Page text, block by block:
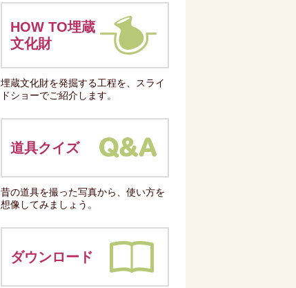
HOW TO埋蔵
文化財
埋蔵文化財を発掘する工程を、スライ
ドショーでご紹介します。
道具クイズ
昔の道具を撮った写真から、使い方を
想像してみましょう。
ダウンロード